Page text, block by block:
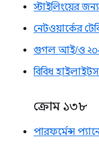
স্টাইলিংয়ের
নেটওয়ার্কের
গুগল আই/ও
বিবিধ হাইলাইটস
ক্রোম ১৩৮
পারফর্মেন্স